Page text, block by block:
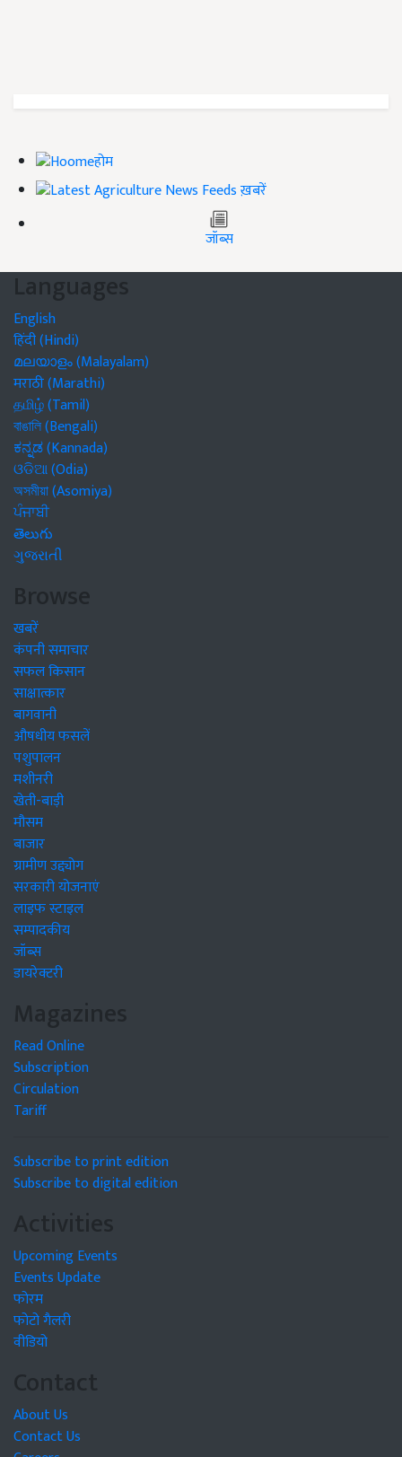
होम
ख़बरें
जॉब्स
Languages
English
हिंदी (Hindi)
മലയാളം (Malayalam)
मराठी (Marathi)
தமிழ் (Tamil)
বাঙালি (Bengali)
ಕನ್ನಡ (Kannada)
ଓଡିଆ (Odia)
অসমীয়া (Asomiya)
ਪੰਜਾਬੀ
తెలుగు
ગુજરાતી
Browse
खबरें
कंपनी समाचार
सफल किसान
साक्षात्कार
बागवानी
औषधीय फसलें
पशुपालन
मशीनरी
खेती-बाड़ी
मौसम
बाजार
ग्रामीण उद्द्योग
सरकारी योजनाएं
लाइफ स्टाइल
सम्पादकीय
जॉब्स
डायरेक्टरी
Magazines
Read Online
Subscription
Circulation
Tariff
Subscribe to print edition
Subscribe to digital edition
Activities
Upcoming Events
Events Update
फोरम
फोटो गैलरी
वीडियो
Contact
About Us
Contact Us